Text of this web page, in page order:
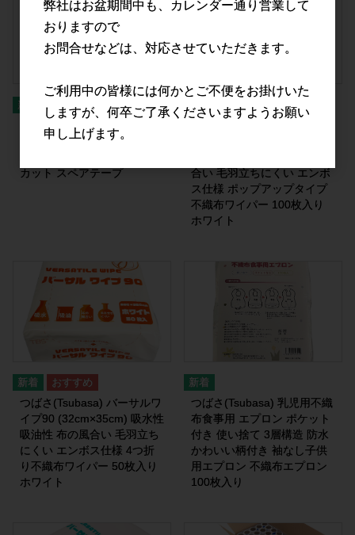
螺旋カット粘着ローラー80
(80ｍｍ×90周巻) 強粘着力
カット スペアテープ
合い 毛羽立ちにくい エンボ
ス仕様 ポップアップタイプ
不織布ワイパー 100枚入り
ホワイト
つばさ(Tsubasa) バーサルワ
イプ90 (32cm×35cm) 吸水性
吸油性 布の風合い 毛羽立ち
にくい エンボス仕様 4つ折
り不織布ワイパー 50枚入り
ホワイト
つばさ(Tsubasa) 乳児用不織
布食事用 エプロン ポケット
付き 使い捨て 3層構造 防水
かわいい柄付き 袖なし子供
用エプロン 不織布エプロン
100枚入り
弊社はお盆期間中も、カレンダー通り営業して
おりますので
お問合せなどは、対応させていただきます。
ご利用中の皆様には何かとご不便をお掛けいた
しますが、何卒ご了承くださいますようお願い
申し上げます。